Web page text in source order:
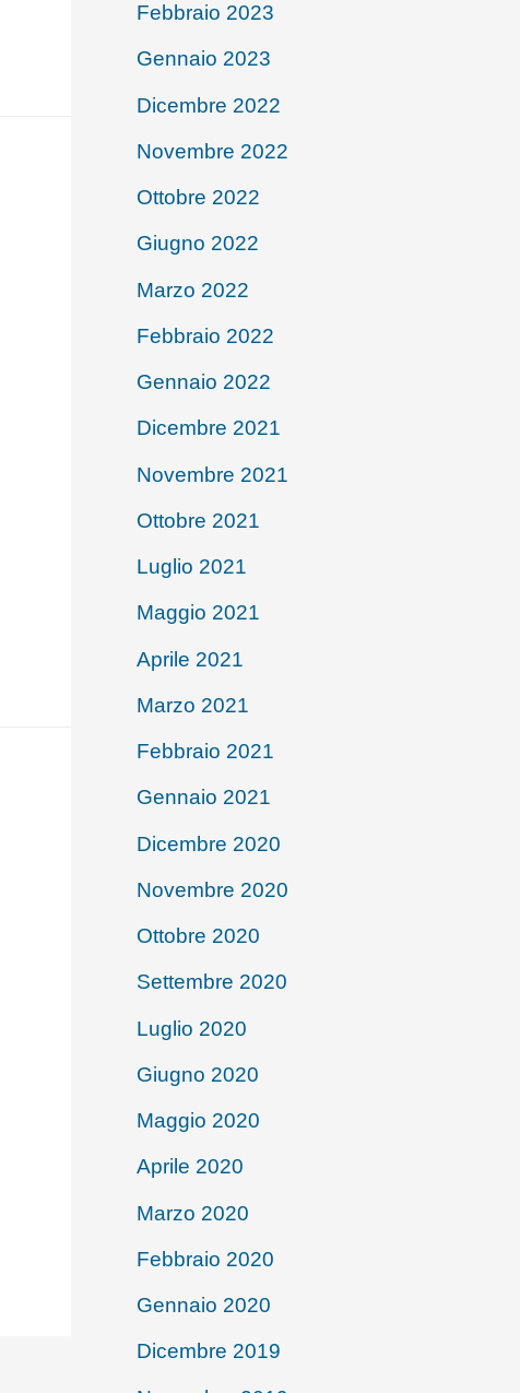
Febbraio 2023
Gennaio 2023
Dicembre 2022
Novembre 2022
Ottobre 2022
Giugno 2022
Marzo 2022
Febbraio 2022
Gennaio 2022
Dicembre 2021
Novembre 2021
Ottobre 2021
Luglio 2021
Maggio 2021
Aprile 2021
Marzo 2021
Febbraio 2021
Gennaio 2021
Dicembre 2020
Novembre 2020
Ottobre 2020
Settembre 2020
Luglio 2020
Giugno 2020
Maggio 2020
Aprile 2020
Marzo 2020
Febbraio 2020
Gennaio 2020
Dicembre 2019